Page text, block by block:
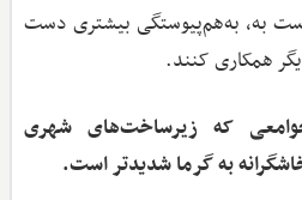
به، به‌هم‌پیوستگی بیشتری دست
همکاری کنند.
که زیرساخت‌های شهری
به گرما شدیدتر است.